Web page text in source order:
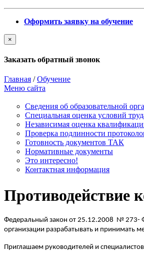
Оформить заявку на обучение
×
Заказать обратный звонок
Главная /Обучение
Меню сайта
Сведения об образовательной
Cпециальная оценка условий
Независимая оценка
Проверка подлинности
Готовность документов ТАК
Нормативные документы
Это интересно!
Контактная информация
Противодействие
Федеральный закон от 25.12.2008 № 273-
организации разрабатывать и принимать
Приглашаем руководителей и